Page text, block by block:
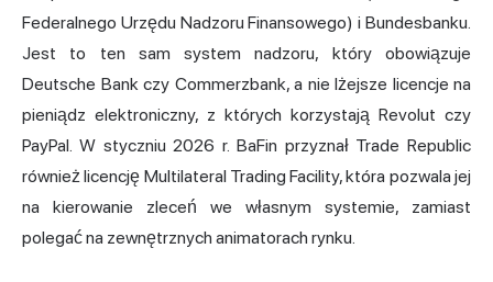
Federalnego Urzędu Nadzoru Finansowego) i Bundesbanku.
Jest to ten sam system nadzoru, który obowiązuje
Deutsche Bank czy Commerzbank, a nie lżejsze licencje na
pieniądz elektroniczny, z których korzystają Revolut czy
PayPal. W styczniu 2026 r. BaFin przyznał Trade Republic
również licencję Multilateral Trading Facility, która pozwala jej
na kierowanie zleceń we własnym systemie, zamiast
polegać na zewnętrznych animatorach rynku.